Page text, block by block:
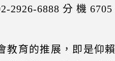
6888分機6705
育的推展，即是仰